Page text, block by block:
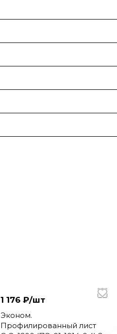
1 176 ₽/шт
Эконом.
Профилированный лист